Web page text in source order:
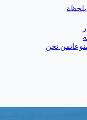
من نحن